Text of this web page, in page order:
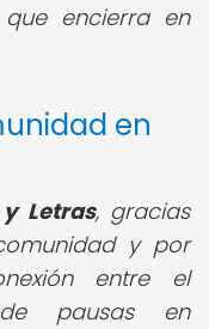
encierra en
en
Letras,gracias
y por
entre el
pausas en